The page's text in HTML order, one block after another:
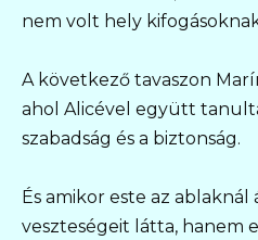
nem volt hely
A következő tavaszon
ahol Alicével együtt
szabadság és a biztonság.
És amikor este az ablaknál
veszteségeit látta, hanem